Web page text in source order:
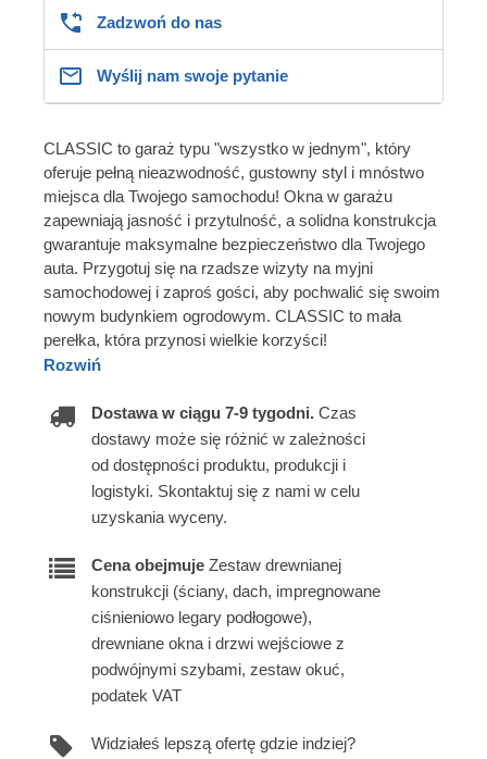
Zadzwoń do nas
Wyślij nam swoje pytanie
CLASSIC to garaż typu "wszystko w jednym", który
oferuje pełną nieazwodność, gustowny styl i mnóstwo
miejsca dla Twojego samochodu! Okna w garażu
zapewniają jasność i przytulność, a solidna konstrukcja
gwarantuje maksymalne bezpieczeństwo dla Twojego
auta. Przygotuj się na rzadsze wizyty na myjni
samochodowej i zaproś gości, aby pochwalić się swoim
nowym budynkiem ogrodowym. CLASSIC to mała
perełka, która przynosi wielkie korzyści!
Rozwiń
Dostawa w ciągu 7-9 tygodni. Czas
dostawy może się różnić w zależności
od dostępności produktu, produkcji i
logistyki. Skontaktuj się z nami w celu
uzyskania wyceny.
Cena obejmuje Zestaw drewnianej
konstrukcji (ściany, dach, impregnowane
ciśnieniowo legary podłogowe),
drewniane okna i drzwi wejściowe z
podwójnymi szybami, zestaw okuć,
podatek VAT
Widziałeś lepszą ofertę gdzie indziej?